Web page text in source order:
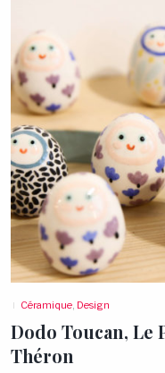
Céramique, Design
Dodo Toucan, Le
Théron